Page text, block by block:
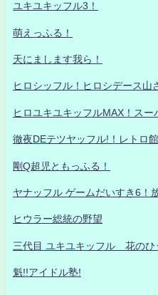
ユキユキッフル3！
萌えっふる！
天にまします我ら！
ヒロシッフル！ヒロシデース山
ヒロユキユキッフルMAX！スー
徹夜DEテツヤッフル!！レトロ館
剛Q超児ともっふる！
ヤナッフル ゲームだいすき6！
ヒウラー総統の野望
三代目 ユキユキッフル 花のひ
魁!!アイドル塾!